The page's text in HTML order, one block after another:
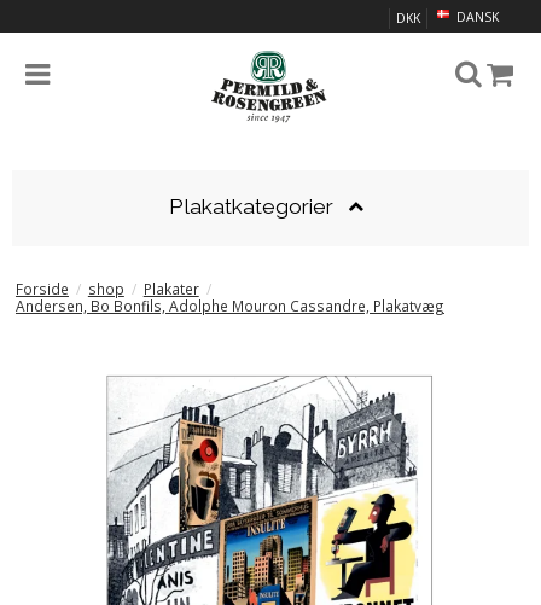
DANSK
DKK
Plakatkategorier
Forside / shop / Plakater /
Andersen, Bo Bonfils, Adolphe Mouron Cassandre, Plakatvæg